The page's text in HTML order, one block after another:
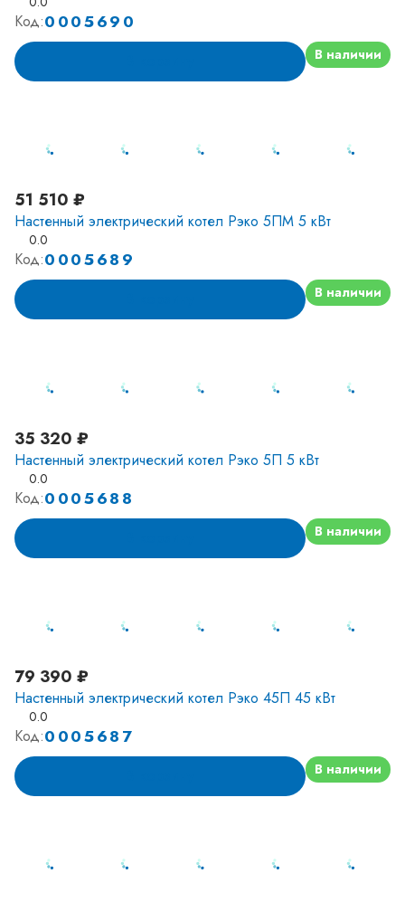
Код:0005690
В наличии
51 510 ₽
Настенный электрический котел Рэко 5ПМ 5 кВт
0.0
Код:0005689
В наличии
35 320 ₽
Настенный электрический котел Рэко 5П 5 кВт
0.0
Код:0005688
В наличии
79 390 ₽
Настенный электрический котел Рэко 45П 45 кВт
0.0
Код:0005687
В наличии